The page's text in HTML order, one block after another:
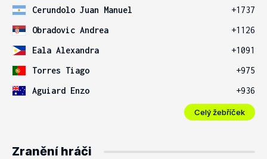
Cerundolo Juan Manuel
+1737
Obradovic Andrea
+1126
Eala Alexandra
+1091
Torres Tiago
+975
Aguiard Enzo
+936
Celý žebříček
Zranění hráči